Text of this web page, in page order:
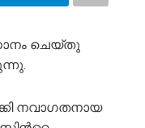
ചെയ്‌തു
നവാഗതനായ